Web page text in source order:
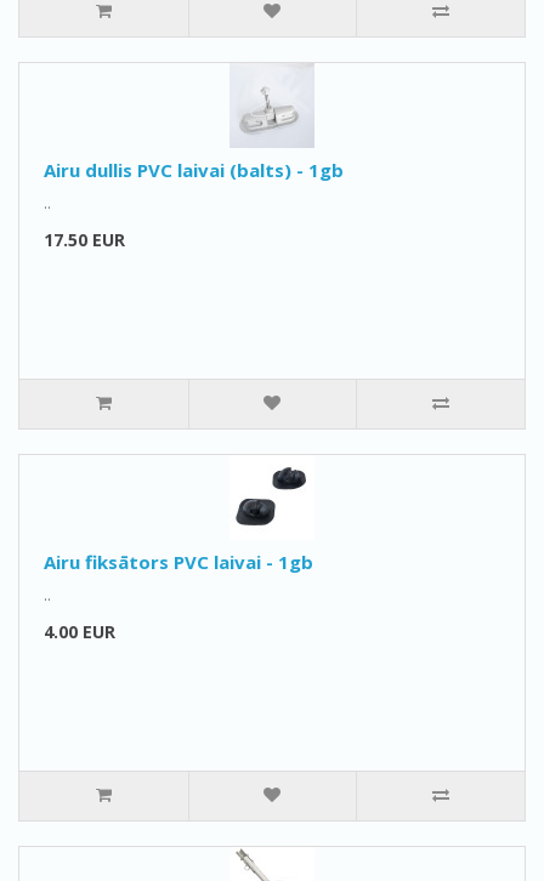
Airu dullis PVC laivai (balts) - 1gb
..
17.50 EUR
Airu fiksātors PVC laivai - 1gb
..
4.00 EUR